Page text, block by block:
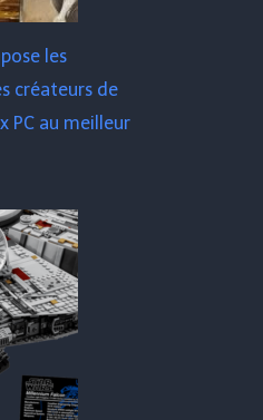
les
créateurs de
PC au meilleur